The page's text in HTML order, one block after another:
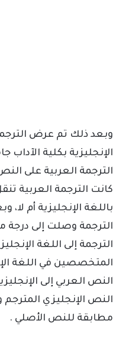
وبعد ذلك تم عرض
الإنجليزية بكلية
الترجمة العربية على
كانت الترجمة العربية
باللغة الإنجليزية أم لا،
الترجمة وصلت إلى درجة
الترجمة إلى اللغة
المتخصصين في اللغة
النص العربي إلى
النص الإنجليزي المترجم
مطابقة للنص الأصلي .